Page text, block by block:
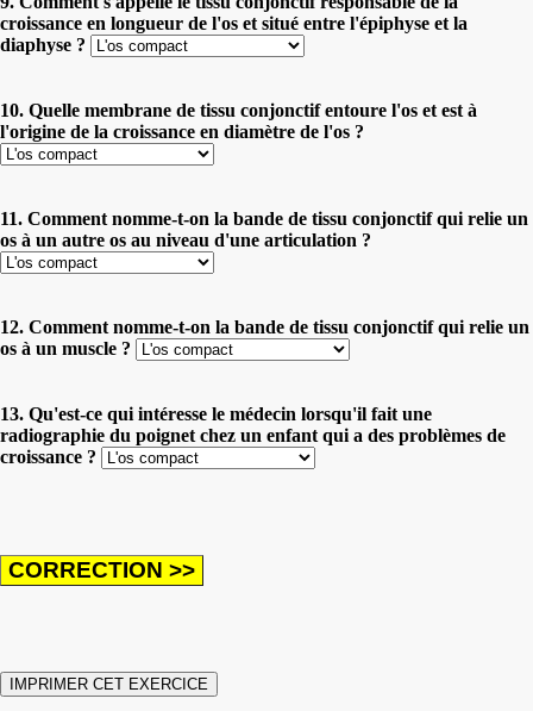
croissance en longueur de l'os et situé entre l'épiphyse et la
diaphyse ?
10. Quelle membrane de tissu conjonctif entoure l'os et est à
l'origine de la croissance en diamètre de l'os ?
11. Comment nomme-t-on la bande de tissu conjonctif qui relie un
os à un autre os au niveau d'une articulation ?
12. Comment nomme-t-on la bande de tissu conjonctif qui relie un
os à un muscle ?
13. Qu'est-ce qui intéresse le médecin lorsqu'il fait une
radiographie du poignet chez un enfant qui a des problèmes de
croissance ?